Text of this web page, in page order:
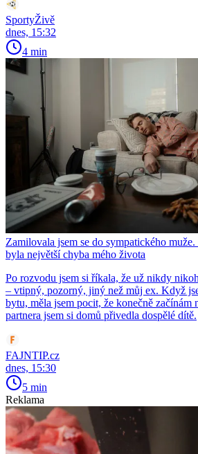
SportyŽivě
dnes, 15:32
4 min
Zamilovala jsem se do sympatického
byla největší chyba mého života
Po rozvodu jsem si říkala, že už nikdy
– vtipný, pozorný, jiný než můj ex. Když
bytu, měla jsem pocit, že konečně začínám
partnera jsem si domů přivedla dospělé dítě.
FAJNTIP.cz
dnes, 15:30
5 min
Reklama